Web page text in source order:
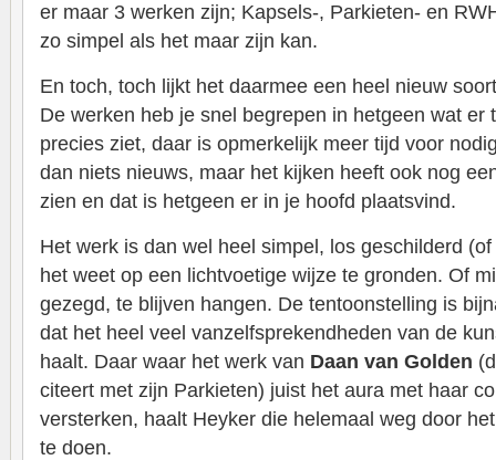
er maar 3 werken zijn; Kapsels-, Parkieten- en
zo simpel als het maar zijn kan.
En toch, toch lijkt het daarmee een heel nieuw
De werken heb je snel begrepen in hetgeen wat er
precies ziet, daar is opmerkelijk meer tijd voor
dan niets nieuws, maar het kijken heeft ook nog
zien en dat is hetgeen er in je hoofd plaatsvind.
Het werk is dan wel heel simpel, los geschilderd
het weet op een lichtvoetige wijze te gronden. Of
gezegd, te blijven hangen. De tentoonstelling is
dat het heel veel vanzelfsprekendheden van de
haalt. Daar waar het werk van Daan van Golden
citeert met zijn Parkieten) juist het aura met haar
versterken, haalt Heyker die helemaal weg door
te doen.